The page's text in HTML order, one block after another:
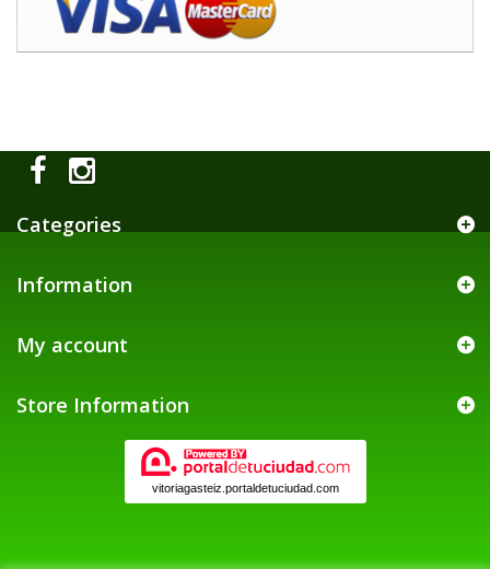
Categories
Information
My account
Store Information
vitoriagasteiz.portaldetuciudad.com